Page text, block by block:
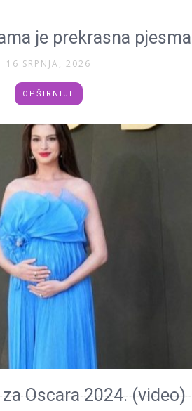
je prekrasna
16 SRPNJA, 2026
OPŠIRNIJE
Oscara 2024. (video)